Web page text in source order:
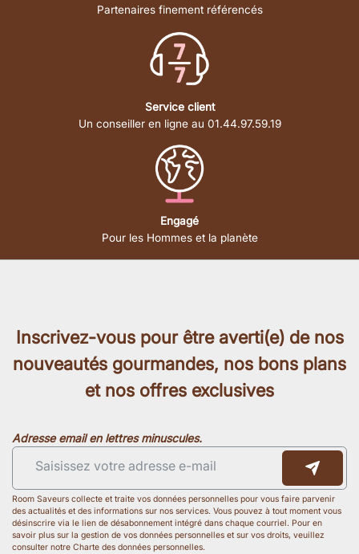
Partenaires finement référencés
Service client
Un conseiller en ligne au 01.44.97.59.19
Engagé
Pour les Hommes et la planète
Inscrivez-vous pour être averti(e) de nos
nouveautés gourmandes, nos bons plans
et nos offres exclusives
Adresse email en lettres minuscules.
Room Saveurs collecte et traite vos données personnelles pour vous faire parvenir
des actualités et des informations sur nos services. Vous pouvez à tout moment vous
désinscrire via le lien de désabonnement intégré dans chaque courriel. Pour en
savoir plus sur la gestion de vos données personnelles et sur vos droits, veuillez
consulter notre Charte des données personnelles.